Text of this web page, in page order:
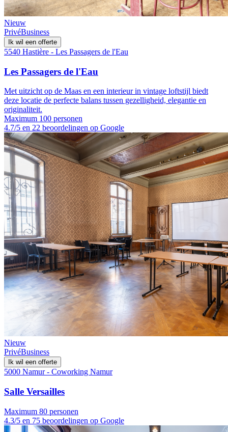
Nieuw
PrivéBusiness
Ik wil een offerte
5540 Hastière - Les Passagers de l'Eau
Les Passagers de l'Eau
Met uitzicht op de Maas en een interieur in vintage loftstijl biedt
deze locatie de perfecte balans tussen gezelligheid, elegantie en
originaliteit.
Maximum 100 personen
4.7/5 en 22 beoordelingen op Google
Nieuw
PrivéBusiness
Ik wil een offerte
5000 Namur - Coworking Namur
Salle Versailles
Maximum 80 personen
4.3/5 en 75 beoordelingen op Google